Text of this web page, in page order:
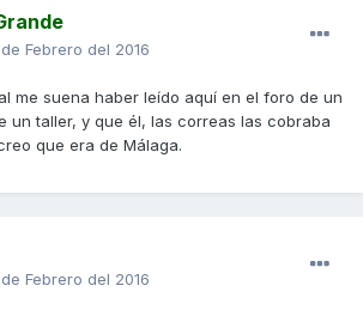
Febrero del 2016
me suena haber leído aquí en el foro de un
un taller, y que él, las correas las cobraba
que era de Málaga.
Febrero del 2016